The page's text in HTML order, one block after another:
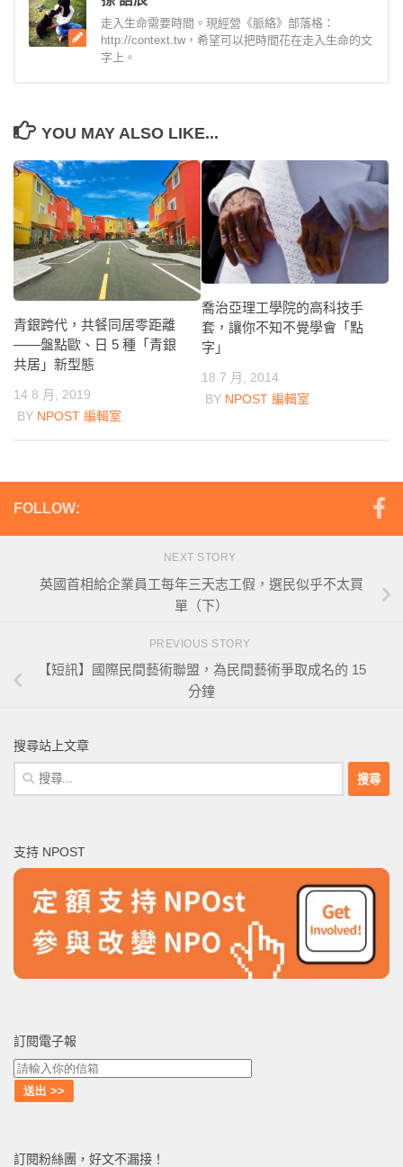
走入生命需要時間。現經營《脈絡》部落格：
http://context.tw，希望可以把時間花在走入生命的文
字上。
YOU MAY ALSO LIKE...
青銀跨代，共餐同居零距離
——盤點歐、日 5 種「青銀
共居」新型態
14 8 月, 2019
BY NPOST 編輯室
喬治亞理工學院的高科技手
套，讓你不知不覺學會「點
字」
18 7 月, 2014
BY NPOST 編輯室
FOLLOW:
NEXT STORY
英國首相給企業員工每年三天志工假，選民似乎不太買
單（下）
PREVIOUS STORY
【短訊】國際民間藝術聯盟，為民間藝術爭取成名的 15
分鐘
搜尋站上文章
搜
尋
字:
支持 NPOST
訂閱電子報
訂閱粉絲團，好文不漏接！